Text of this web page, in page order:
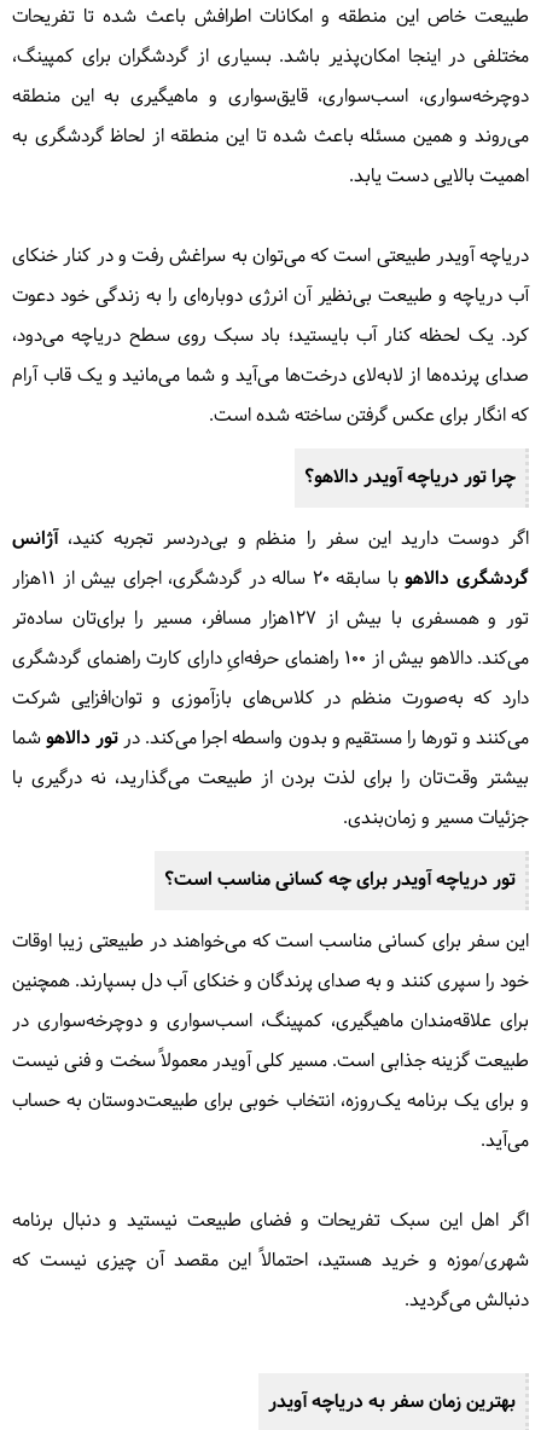
طبیعت خاص این منطقه و امکانات اطرافش باعث شده تا تفریحات
مختلفی در اینجا امکان‌پذیر باشد. بسیاری از گردشگران برای کمپینگ،
دوچرخه‌سواری، اسب‌سواری، قایق‌سواری و ماهیگیری به این منطقه
می‌روند و همین مسئله باعث شده تا این منطقه از لحاظ گردشگری به
اهمیت بالایی دست یابد.
دریاچه آویدر طبیعتی است که می‌توان به سراغش رفت و در کنار خنکای
آب دریاچه و طبیعت بی‌نظیر آن انرژی دوباره‌ای را به زندگی خود دعوت
کرد. یک لحظه کنار آب بایستید؛ باد سبک روی سطح دریاچه می‌دود،
صدای پرنده‌ها از لابه‌لای درخت‌ها می‌آید و شما می‌مانید و یک قاب آرام
که انگار برای عکس گرفتن ساخته شده است.
چرا تور دریاچه آویدر دالاهو؟
اگر دوست دارید این سفر را منظم و بی‌دردسر تجربه کنید،آژانس
گردشگری دالاهو
با سابقه ۲۰ ساله در گردشگری، اجرای بیش از ۱۱هزار
تور و همسفری با بیش از ۱۲۷هزار مسافر، مسیر را برای‌تان ساده‌تر
می‌کند. دالاهو بیش از ۱۰۰ راهنمای حرفه‌ایِ دارای کارت راهنمای گردشگری
دارد که به‌صورت منظم در کلاس‌های بازآموزی و توان‌افزایی شرکت
می‌کنند و تورها را مستقیم و بدون واسطه اجرا می‌کند. درتور دالاهوشما
بیشتر وقت‌تان را برای لذت بردن از طبیعت می‌گذارید، نه درگیری با
جزئیات مسیر و زمان‌بندی.
تور دریاچه آویدر برای چه کسانی مناسب است؟
این سفر برای کسانی مناسب است که می‌خواهند در طبیعتی زیبا اوقات
خود را سپری کنند و به صدای پرندگان و خنکای آب دل بسپارند. همچنین
برای علاقه‌مندان ماهیگیری، کمپینگ، اسب‌سواری و دوچرخه‌سواری در
طبیعت گزینه جذابی است. مسیر کلی آویدر معمولاً سخت و فنی نیست
و برای یک برنامه یک‌روزه، انتخاب خوبی برای طبیعت‌دوستان به حساب
می‌آید.
اگر اهل این سبک تفریحات و فضای طبیعت نیستید و دنبال برنامه
شهری/موزه و خرید هستید، احتمالاً این مقصد آن چیزی نیست که
دنبالش می‌گردید.
بهترین زمان سفر به دریاچه آویدر